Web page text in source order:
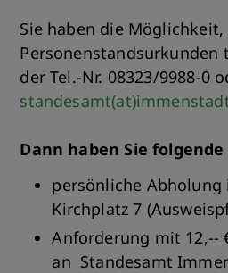
Sie haben die Möglichkeit,
Personenstandsurkunden
der Tel.-Nr. 08323/9988-0
Dann haben Sie
persönliche
Kirchplatz 7
Anforderung mit 12,--
an Standesamt